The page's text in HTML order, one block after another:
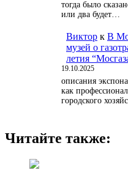
тогда было
или два будет…
Виктор к В
музей о
летия
19.10.2025
описания
как
городского
Читайте также: